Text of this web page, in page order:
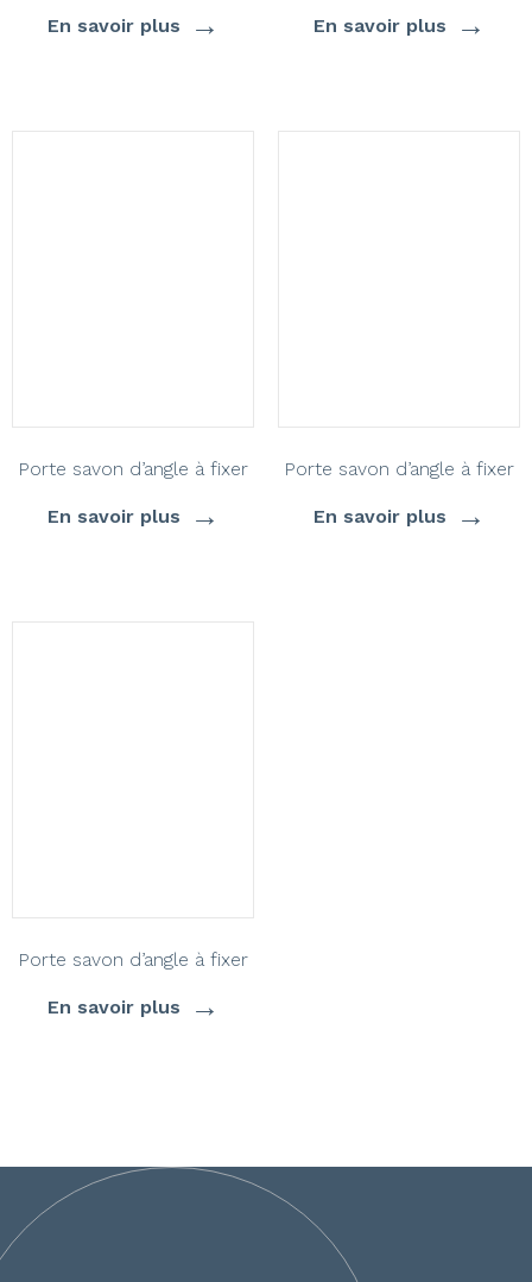
En savoir plus → En savoir plus →
Porte savon d’angle à fixer
En savoir plus →
Porte savon d’angle à fixer
En savoir plus →
Porte savon d’angle à fixer
En savoir plus →